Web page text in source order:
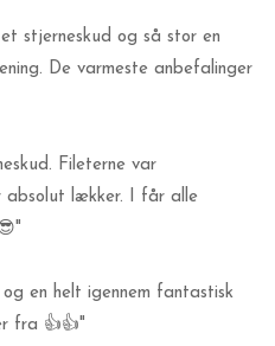
stjerneskud og så stor en
De varmeste anbefalinger
Fileterne var
absolut lækker. I får alle
en helt igennem fantastisk
fra 👍👍"​